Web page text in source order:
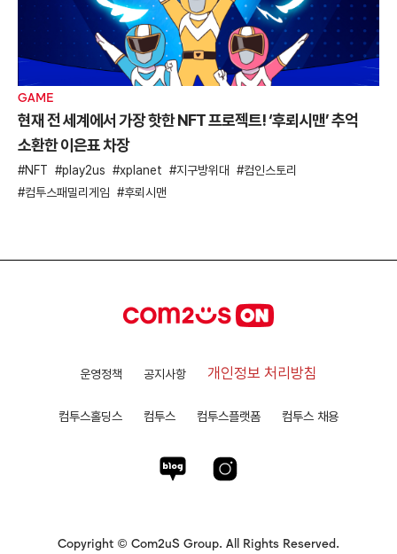
GAME
현재 전 세계에서 가장 핫한 NFT 프로젝트! ‘후뢰시맨’ 추억
소환한 이은표 차장
NFT play2us xplanet 지구방위대
컴인스토리
컴투스패밀리게임
후뢰시맨
운영정책 공지사항 개인정보 처리방침
컴투스홀딩스 컴투스 컴투스플랫폼 컴투스 채용
Copyright © Com2uS Group. All Rights Reserved.